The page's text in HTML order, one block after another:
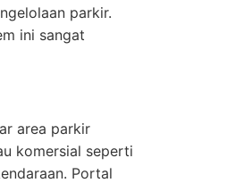
parkir.
ini sangat
area parkir
komersial seperti
Portal